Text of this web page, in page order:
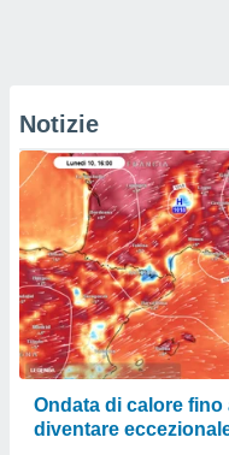
Notizie
Ondata di calore
diventare